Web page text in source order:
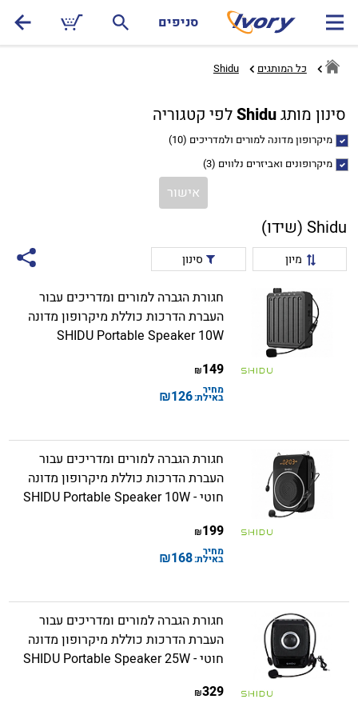
סניפים
כל המותגים Shidu
סינון מותגShiduלפי קטגוריה
מיקרופון מדונה למורים ולמדריכים (10)
מיקרופונים ואביזרים נלווים (3)
אישור
Shidu (שידו)
מיון סינון
חגורת הגברה למורים ומדריכים עבור
העברת הדרכות כוללת מיקרופון מדונה
SHIDU Portable Speaker 10W
149
₪
מחיר
באילת:126
₪
חגורת הגברה למורים ומדריכים עבור
העברת הדרכות כוללת מיקרופון מדונה
חוטי - SHIDU Portable Speaker 10W
199
₪
מחיר
באילת:168
₪
חגורת הגברה למורים ומדריכים עבור
העברת הדרכות כוללת מיקרופון מדונה
חוטי - SHIDU Portable Speaker 25W
329
₪